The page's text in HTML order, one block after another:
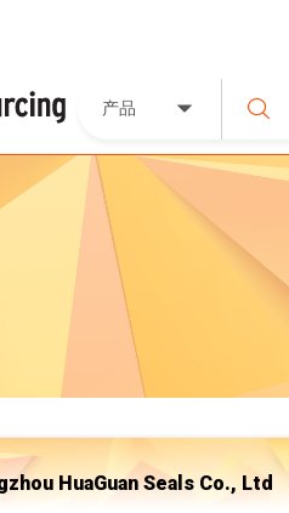
产品
HuaGuan Seals Co., Ltd